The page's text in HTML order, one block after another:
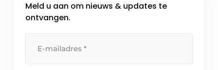
Meld u aan om nieuws & updates te
ontvangen.